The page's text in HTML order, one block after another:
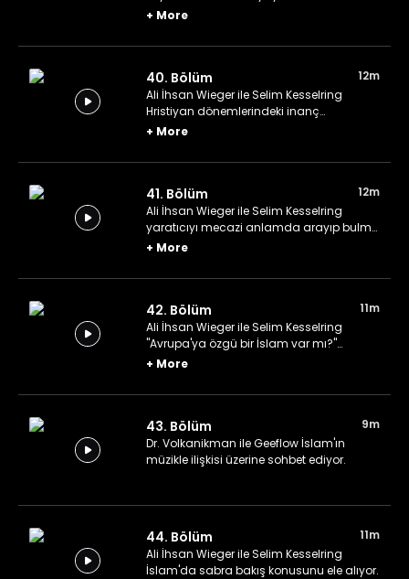
konuşuyorlar.
+ More
40. Bölüm
12m
Ali İhsan Wieger ile Selim Kesselring
Hristiyan dönemlerindeki inanç
pratiklerinden bahsediyorlar.
+ More
41. Bölüm
12m
Ali İhsan Wieger ile Selim Kesselring
yaratıcıyı mecazi anlamda arayıp bulma
üzerine konuşuyor.
+ More
42. Bölüm
11m
Ali İhsan Wieger ile Selim Kesselring
"Avrupa'ya özgü bir İslam var mı?"
sorusuna yanıt arıyor.
+ More
43. Bölüm
9m
Dr. Volkanikman ile Geeflow İslam'ın
müzikle ilişkisi üzerine sohbet ediyor.
44. Bölüm
11m
Ali İhsan Wieger ile Selim Kesselring
İslam'da sabra bakış konusunu ele alıyor.